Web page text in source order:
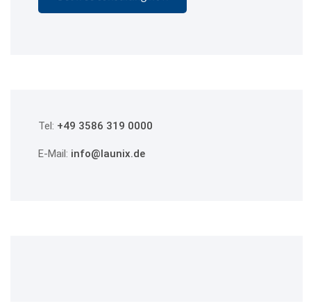
Tel: +49 3586 319 0000
E-Mail: info@launix.de